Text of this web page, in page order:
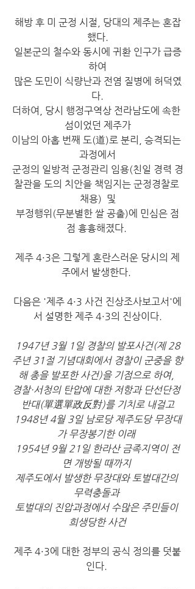
해방 후 미 군정 시절, 당대의 제주는 혼잡
했다.
일본군의 철수와 동시에 귀환 인구가 급증
하여
많은 도민이 식량난과 전염 질병에 허덕였
다.
더하여, 당시 행정구역상 전라남도에 속한
섬이었던 제주가
이남의 아홉 번째 도(道)로 분리, 승격되는
과정에서
군정의 일방적 군정관리 임용(친일 경력 경
찰관을 도의 치안을 책임지는 군정경찰로
채용)  및
부정행위(무분별한 쌀 공출)에 민심은 점
점 흉흉해졌다.
제주 4·3은 그렇게 혼란스러운 당시의 제
주에서 발생한다.
다음은 '제주 4·3 사건 진상조사보고서'에
서 설명한 제주 4·3의 진상이다.
1947년 3월 1일 경찰의 발포사건(제 28
주년 31절 기념대회에서 경찰이 군중을 향
해 총을 발포한 사건)을 기점으로 하여,
경찰·서청의 탄압에 대한 저항과 단선단정
반대(單選單政反對)를 기치로 내걸고
1948년 4월 3일 남로당 제주도당 무장대
가 무장봉기한 이래
1954년 9월 21일 한라산 금족지역이 전
면 개방될 때까지
제주도에서 발생한 무장대와 토벌대간의
무력충돌과
토벌대의 진압과정에서 수많은 주민들이
희생당한 사건
제주 4·3에 대한 정부의 공식 정의를 덧붙
인다.